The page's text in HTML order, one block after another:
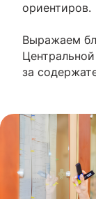
ориентиров.
Выражаем
за